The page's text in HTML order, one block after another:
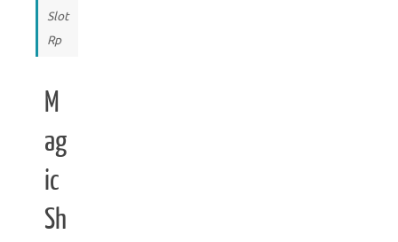
Slot
Rp
M
ag
ic
Sh